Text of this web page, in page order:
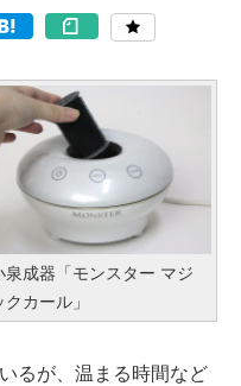
泉成器「モンスター マジ
クカール」
るが、温まる時間など